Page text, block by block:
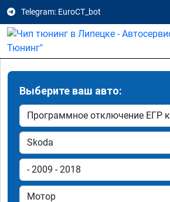
Telegram: EuroCT_bot
Выберите ваш авто: